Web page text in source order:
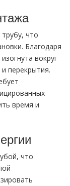
что
Благодаря
вокруг
перекрытия.
время и
что